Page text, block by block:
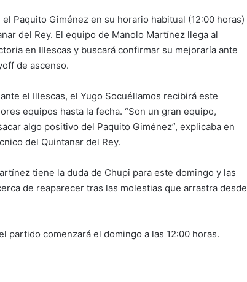
Paquito Giménez en su horario habitual (12:00 horas)
del Rey. El equipo de Manolo Martínez llega al
en Illescas y buscará confirmar su mejoraría ante
de ascenso.
el Illescas, el Yugo Socuéllamos recibirá este
equipos hasta la fecha. “Son un gran equipo,
algo positivo del Paquito Giménez”, explicaba en
del Quintanar del Rey.
tiene la duda de Chupi para este domingo y las
de reaparecer tras las molestias que arrastra desde
partido comenzará el domingo a las 12:00 horas.